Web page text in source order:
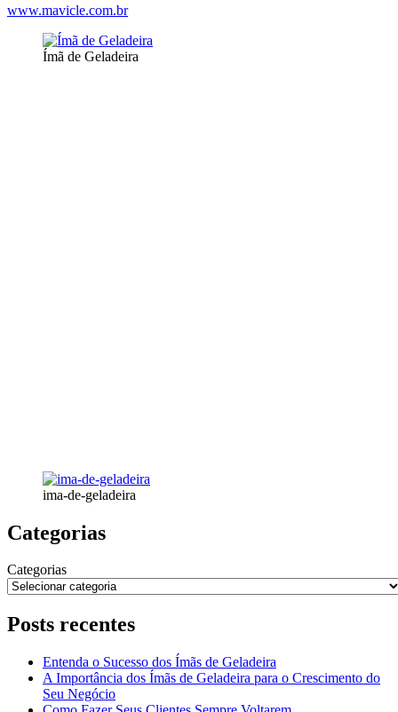
www.mavicle.com.br
Ímã de Geladeira
ima-de-geladeira
Categorias
Categorias
Posts recentes
Entenda o Sucesso dos Ímãs de Geladeira
A Importância dos Ímãs de Geladeira para o Crescimento do
Seu Negócio